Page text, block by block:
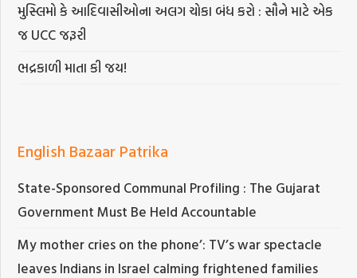
મુસ્લિમો કે આદિવાસીઓના અલગ ચોકા બંધ કરો : સૌને માટે એક
જ UCC જરૂરી
ભદ્રકાળી માતા કી જય!
English Bazaar Patrika
State-Sponsored Communal Profiling : The Gujarat
Government Must Be Held Accountable
My mother cries on the phone’: TV’s war spectacle
leaves Indians in Israel calming frightened families